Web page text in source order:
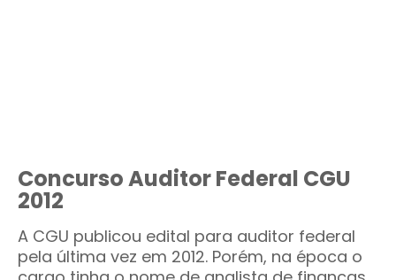
Concurso Auditor Federal CGU
2012
A CGU publicou edital para auditor federal
pela última vez em 2012. Porém, na época o